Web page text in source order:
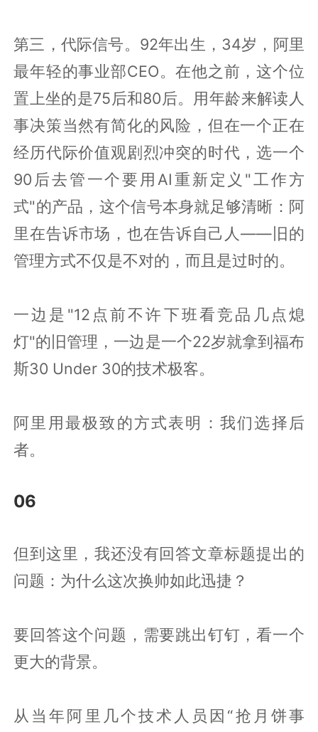
第三，代际信号。92年出生，34岁，阿里
最年轻的事业部CEO。在他之前，这个位
置上坐的是75后和80后。用年龄来解读人
事决策当然有简化的风险，但在一个正在
经历代际价值观剧烈冲突的时代，选一个
90后去管一个要用AI重新定义"工作方
式"的产品，这个信号本身就足够清晰：阿
里在告诉市场，也在告诉自己人——旧的
管理方式不仅是不对的，而且是过时的。
一边是"12点前不许下班看竞品几点熄
灯"的旧管理，一边是一个22岁就拿到福布
斯30 Under 30的技术极客。
阿里用最极致的方式表明：我们选择后
者。
06
但到这里，我还没有回答文章标题提出的
问题：为什么这次换帅如此迅捷？
要回答这个问题，需要跳出钉钉，看一个
更大的背景。
从当年阿里几个技术人员因“抢月饼事